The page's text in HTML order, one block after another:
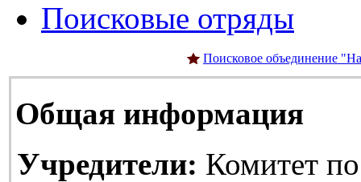
Поисковые отряды
Поисковое объединение
Общая информация
Учредители: Комитет